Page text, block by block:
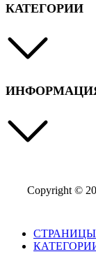
КАТЕГОРИИ
Copyright ©
СТРАНИЦЫ